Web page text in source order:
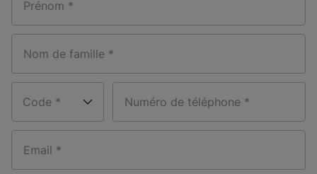
Prénom *
Nom de famille *
Code * Numéro de téléphone *
Email *